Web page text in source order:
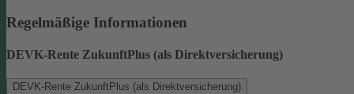
Regelmäßige Informationen
DEVK-Rente ZukunftPlus (als Direktversicherung)
DEVK-Rente ZukunftPlus (als Direktversicherung)